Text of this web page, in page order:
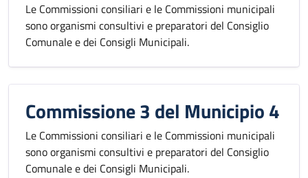
Le Commissioni consiliari e le Commissioni municipali
sono organismi consultivi e preparatori del Consiglio
Comunale e dei Consigli Municipali.
Commissione 3 del Municipio 4
Le Commissioni consiliari e le Commissioni municipali
sono organismi consultivi e preparatori del Consiglio
Comunale e dei Consigli Municipali.